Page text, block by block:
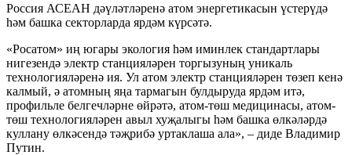
Россия АСЕАН дәүләтләренә атом энергетикасын үстерүдә
һәм башка секторларда ярдәм күрсәтә.
«Росатом» иң югары экология һәм иминлек стандартлары
нигезендә электр станцияләрен торгызуның уникаль
технологияләренә ия. Ул атом электр станцияләрен төзеп кенә
калмый, ә атомның яңа тармагын булдыруда ярдәм итә,
профильле белгечләрне өйрәтә, атом-төш медицинасы, атом-
төш технологияләрен авыл хуҗалыгы һәм башка өлкәләрдә
куллану өлкәсендә тәҗрибә уртаклаша ала», – диде Владимир
Путин.